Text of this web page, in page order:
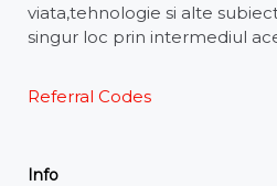
viata,tehnologie si alte
singur loc prin intermediul
Referral Codes
Info